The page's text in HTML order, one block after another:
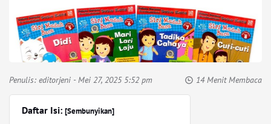
Penulis: editorjeni - Mei 27, 2025 5:52 pm 14 Menit Membaca
Daftar Isi: [Sembunyikan]